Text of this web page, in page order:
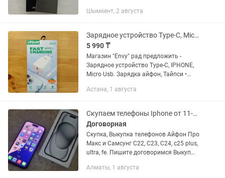
было,не вскрывался все в родне корпус
Шымкент, 2 августа
Зарядное устройство Type-C, Micro Usb. Зарядка, Тайпси
5 990 ₸
Магазин "Envy" рад предложить -
Зарядное устройство Type-C, IPHONE,
Micro Usb. Зарядка айфон, Тайпси •
быструю зарядку при малом размере
Астана, 1 августа
Скупаем телефоны Iphone от 11-16 до Pro Max, Samsung S22 - S25 Ultra
Договорная
Скупка, Выкупка телефонов Айфон Про
Макс и Самсунг С22, С23, С24, с25 plus,
ultra, fe. Пишите договоримся Выкуп
15 Pro, 15, 15 Plus iPhone 14 Pro Max, 14
Алматы, 1 августа